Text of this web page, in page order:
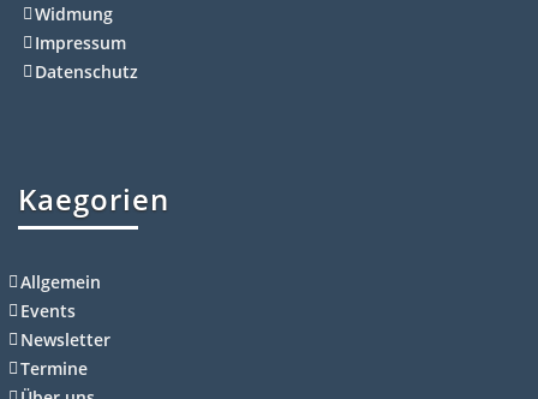
Widmung
Impressum
Datenschutz
Kaegorien
Allgemein
Events
Newsletter
Termine